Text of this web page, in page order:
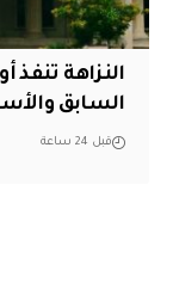
النزاهة
السابق والأسبق
قبل 24 ساعة